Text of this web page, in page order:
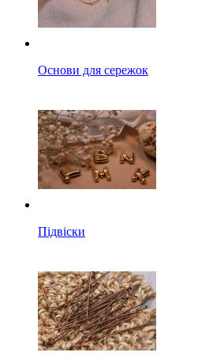
Основи для сережок
Підвіски